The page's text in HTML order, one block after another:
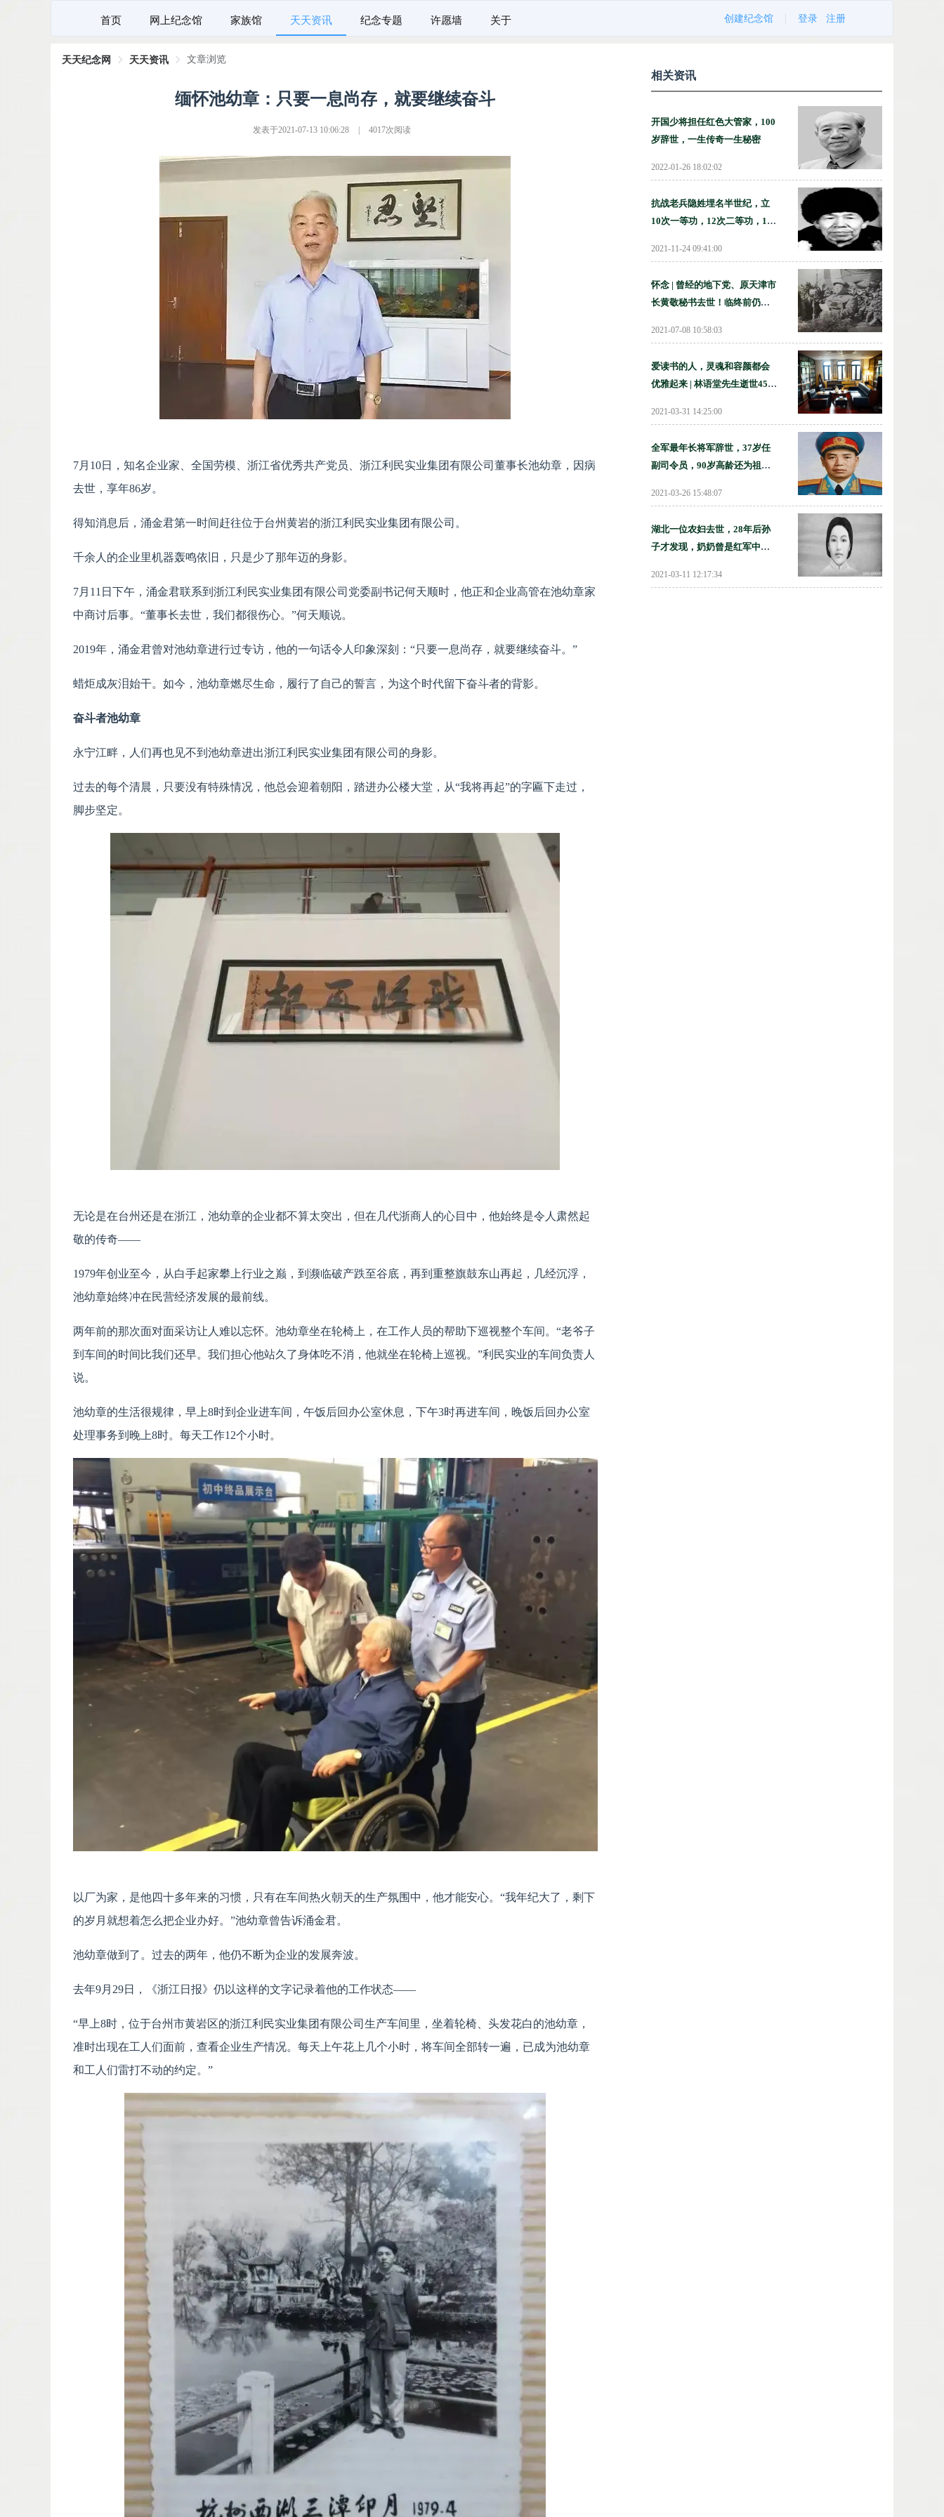
首页 网上纪念馆 家族馆 天天资讯 纪念专题 许愿墙 关于 创建纪念馆 登录 注册
天天纪念网 天天资讯 文章浏览
缅怀池幼章：只要一息尚存，就要继续奋斗
发表于2021-07-13 10:06:28 | 4017次阅读
7月10日，知名企业家、全国劳模、浙江省优秀共产党员、浙江利民实业集团有限公司董事长池幼章，因病
去世，享年86岁。
得知消息后，涌金君第一时间赶往位于台州黄岩的浙江利民实业集团有限公司。
千余人的企业里机器轰鸣依旧，只是少了那年迈的身影。
7月11日下午，涌金君联系到浙江利民实业集团有限公司党委副书记何天顺时，他正和企业高管在池幼章家
中商讨后事。“董事长去世，我们都很伤心。”何天顺说。
2019年，涌金君曾对池幼章进行过专访，他的一句话令人印象深刻：“只要一息尚存，就要继续奋斗。”
蜡炬成灰泪始干。如今，池幼章燃尽生命，履行了自己的誓言，为这个时代留下奋斗者的背影。
奋斗者池幼章
永宁江畔，人们再也见不到池幼章进出浙江利民实业集团有限公司的身影。
过去的每个清晨，只要没有特殊情况，他总会迎着朝阳，踏进办公楼大堂，从“我将再起”的字匾下走过，
脚步坚定。
无论是在台州还是在浙江，池幼章的企业都不算太突出，但在几代浙商人的心目中，他始终是令人肃然起
敬的传奇——
1979年创业至今，从白手起家攀上行业之巅，到濒临破产跌至谷底，再到重整旗鼓东山再起，几经沉浮，
池幼章始终冲在民营经济发展的最前线。
两年前的那次面对面采访让人难以忘怀。池幼章坐在轮椅上，在工作人员的帮助下巡视整个车间。“老爷子
到车间的时间比我们还早。我们担心他站久了身体吃不消，他就坐在轮椅上巡视。”利民实业的车间负责人
说。
池幼章的生活很规律，早上8时到企业进车间，午饭后回办公室休息，下午3时再进车间，晚饭后回办公室
处理事务到晚上8时。每天工作12个小时。
以厂为家，是他四十多年来的习惯，只有在车间热火朝天的生产氛围中，他才能安心。“我年纪大了，剩下
的岁月就想着怎么把企业办好。”池幼章曾告诉涌金君。
池幼章做到了。过去的两年，他仍不断为企业的发展奔波。
去年9月29日，《浙江日报》仍以这样的文字记录着他的工作状态——
“早上8时，位于台州市黄岩区的浙江利民实业集团有限公司生产车间里，坐着轮椅、头发花白的池幼章，
准时出现在工人们面前，查看企业生产情况。每天上午花上几个小时，将车间全部转一遍，已成为池幼章
和工人们雷打不动的约定。”
相关资讯
开国少将担任红色大管家，100
岁辞世，一生传奇一生秘密
2022-01-26 18:02:02
抗战老兵隐姓埋名半世纪，立
10次一等功，12次二等功，104
2021-11-24 09:41:00
怀念 | 曾经的地下党、原天津市
长黄敬秘书去世！临终前仍在
2021-07-08 10:58:03
爱读书的人，灵魂和容颜都会
优雅起来 | 林语堂先生逝世45周
2021-03-31 14:25:00
全军最年长将军辞世，37岁任
副司令员，90岁高龄还为祖国
2021-03-26 15:48:07
湖北一位农妇去世，28年后孙
子才发现，奶奶曾是红军中的
2021-03-11 12:17:34